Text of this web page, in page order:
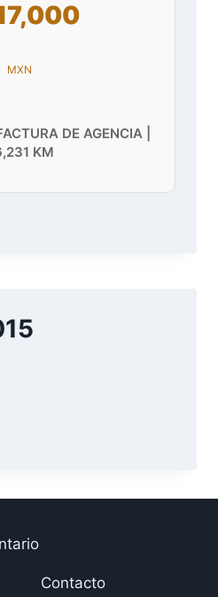
MXN
DE AGENCIA |
KM
Contacto